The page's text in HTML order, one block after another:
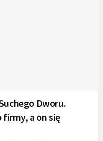
Dworu.
firmy, a on się